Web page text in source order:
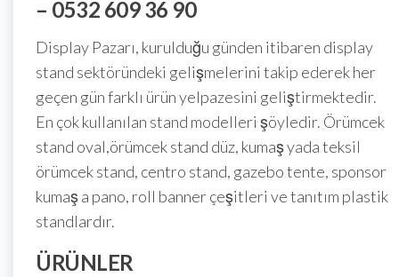
– 0532 609 36 90
Display Pazarı, kurulduğu günden itibaren display
stand sektöründeki gelişmelerini takip ederek her
geçen gün farklı ürün yelpazesini geliştirmektedir.
En çok kullanılan stand modelleri şöyledir. Örümcek
stand oval,örümcek stand düz, kumaş yada teksil
örümcek stand, centro stand, gazebo tente, sponsor
kumaş a pano, roll banner çeşitleri ve tanıtım plastik
standlardır.
ÜRÜNLER